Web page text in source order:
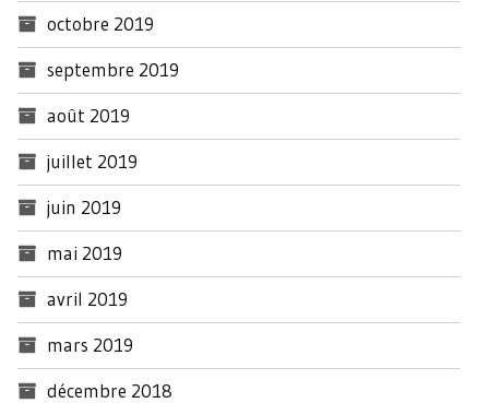
octobre 2019
septembre 2019
août 2019
juillet 2019
juin 2019
mai 2019
avril 2019
mars 2019
décembre 2018